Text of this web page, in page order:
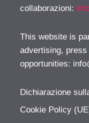
collaborazioni:
This website is
advertising,
opportunities:
Dichiarazione
Cookie Policy